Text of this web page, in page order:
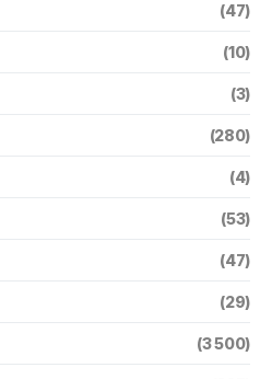
(47)
(10)
(3)
(280)
(4)
(53)
(47)
(29)
(3 500)